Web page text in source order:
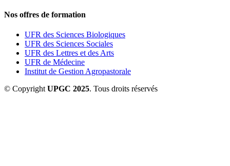
Nos offres de formation
UFR des Sciences Biologiques
UFR des Sciences Sociales
UFR des Lettres et des Arts
UFR de Médecine
Institut de Gestion Agropastorale
© Copyright UPGC 2025. Tous droits réservés